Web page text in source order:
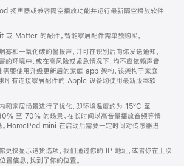
扬声器或兼容隔空播放功能并运行最新隔空播放软件
Matter 的配件。智能家居配件需单独购买。
雾和一氧化碳的警报声，并可在识别后向你发送通知。
的环境中，或在高风险或紧急情况下，均不应依赖声音
需要使用升级更新后的家庭 app 架构，该架构于家庭
所有连接家居配件的 Apple 设备均使用最新版本软
和家居场景进行了优化，即环境温度约为 15ºC 至
至 70% 的场景。在长时间以高音量播放音频等情
。HomePod mini 在启动后需要一定时间对传感器进
更快显示送货选项。我们通过你的 IP 地址，或者你在上次
信息，找到了你的位置。